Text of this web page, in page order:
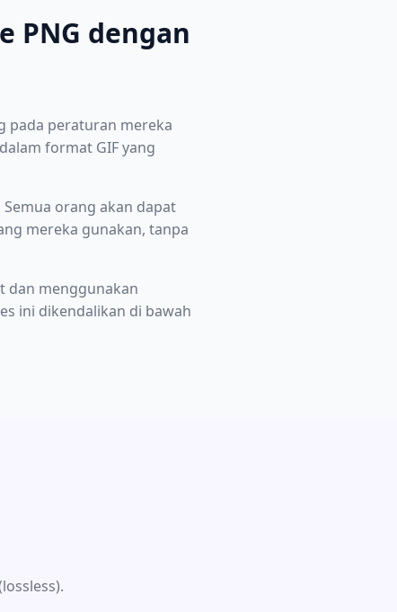
PNG dengan
pada peraturan mereka
format GIF yang
orang akan dapat
mereka gunakan, tanpa
dan menggunakan
ini dikendalikan di bawah